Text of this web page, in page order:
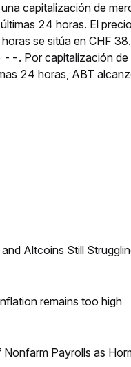
capitalización de
24 horas. El
se sitúa en CHF
. Por capitalización
24 horas, ABT
Altcoins Still
remains too high
Payrolls as